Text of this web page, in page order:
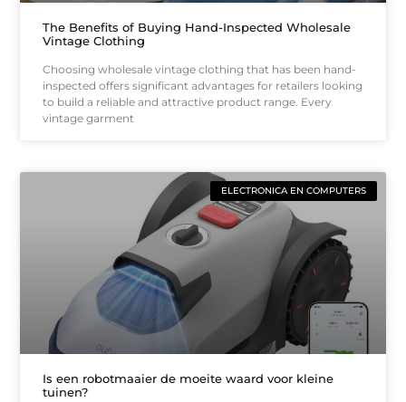
The Benefits of Buying Hand-Inspected Wholesale
Vintage Clothing
Choosing wholesale vintage clothing that has been hand-
inspected offers significant advantages for retailers looking
to build a reliable and attractive product range. Every
vintage garment
ELECTRONICA EN COMPUTERS
Is een robotmaaier de moeite waard voor kleine
tuinen?